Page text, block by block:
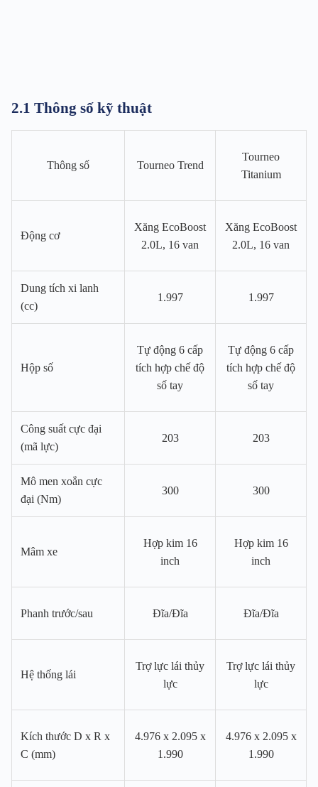
2.1 Thông số kỹ thuật
Thông số Tourneo Trend
Tourneo
Titanium
Động cơ
Xăng EcoBoost
2.0L, 16 van
Xăng EcoBoost
2.0L, 16 van
Dung tích xi lanh
(cc)
1.997 1.997
Hộp số
Tự động 6 cấp
tích hợp chế độ
số tay
Tự động 6 cấp
tích hợp chế độ
số tay
Công suất cực đại
(mã lực)
203 203
Mô men xoắn cực
đại (Nm)
300 300
Mâm xe
Hợp kim 16
inch
Hợp kim 16
inch
Phanh trước/sau Đĩa/Đĩa Đĩa/Đĩa
Hệ thống lái
Trợ lực lái thủy
lực
Trợ lực lái thủy
lực
Kích thước D x R x
C (mm)
4.976 x 2.095 x
1.990
4.976 x 2.095 x
1.990